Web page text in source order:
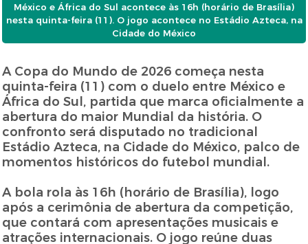
México e África do Sul acontece às 16h (horário de Brasília)
nesta quinta-feira (11). O jogo acontece no Estádio Azteca, na
Cidade do México
A Copa do Mundo de 2026 começa nesta
quinta-feira (11) com o duelo entre México e
África do Sul, partida que marca oficialmente a
abertura do maior Mundial da história. O
confronto será disputado no tradicional
Estádio Azteca, na Cidade do México, palco de
momentos históricos do futebol mundial.
A bola rola às 16h (horário de Brasília), logo
após a cerimônia de abertura da competição,
que contará com apresentações musicais e
atrações internacionais. O jogo reúne duas